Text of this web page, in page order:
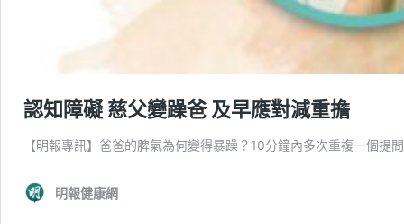
認知障礙 慈父變躁爸 及早應對減重擔
【明報專訊】爸爸的脾氣為何變得暴躁？10分鐘內多次重複一個
明報健康網